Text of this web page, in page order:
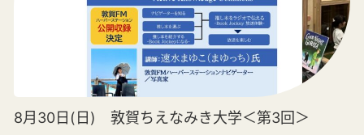
8月30日(日) 敦賀ちえなみき大学＜第3回＞